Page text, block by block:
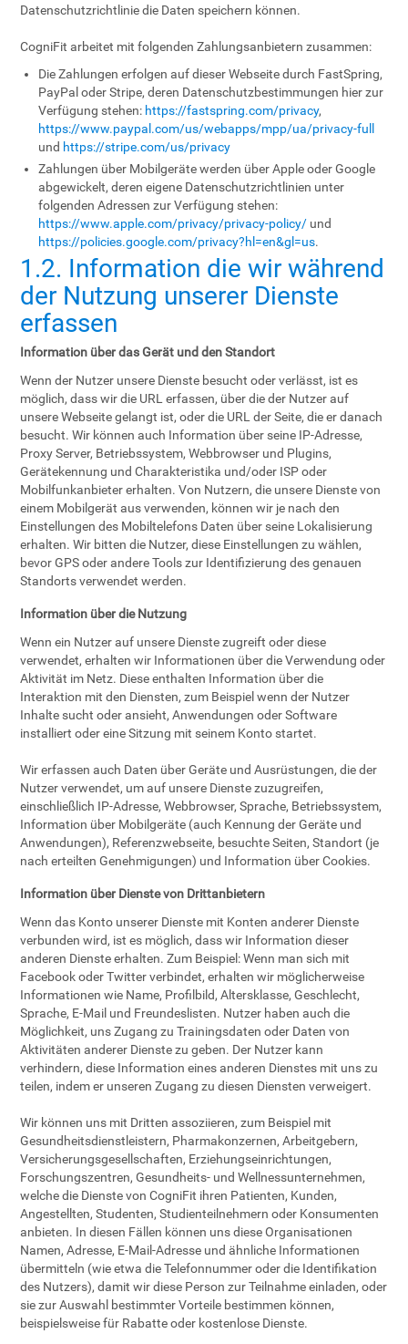
Datenschutzrichtlinie die Daten speichern können.
CogniFit arbeitet mit folgenden Zahlungsanbietern zusammen:
Die Zahlungen erfolgen auf dieser Webseite durch FastSpring,
PayPal oder Stripe, deren Datenschutzbestimmungen hier zur
Verfügung stehen: https://fastspring.com/privacy,
https://www.paypal.com/us/webapps/mpp/ua/privacy-full
und https://stripe.com/us/privacy
Zahlungen über Mobilgeräte werden über Apple oder Google
abgewickelt, deren eigene Datenschutzrichtlinien unter
folgenden Adressen zur Verfügung stehen:
https://www.apple.com/privacy/privacy-policy/ und
https://policies.google.com/privacy?hl=en&gl=us.
1.2. Information die wir während
der Nutzung unserer Dienste
erfassen
Information über das Gerät und den Standort
Wenn der Nutzer unsere Dienste besucht oder verlässt, ist es
möglich, dass wir die URL erfassen, über die der Nutzer auf
unsere Webseite gelangt ist, oder die URL der Seite, die er danach
besucht. Wir können auch Information über seine IP-Adresse,
Proxy Server, Betriebssystem, Webbrowser und Plugins,
Gerätekennung und Charakteristika und/oder ISP oder
Mobilfunkanbieter erhalten. Von Nutzern, die unsere Dienste von
einem Mobilgerät aus verwenden, können wir je nach den
Einstellungen des Mobiltelefons Daten über seine Lokalisierung
erhalten. Wir bitten die Nutzer, diese Einstellungen zu wählen,
bevor GPS oder andere Tools zur Identifizierung des genauen
Standorts verwendet werden.
Information über die Nutzung
Wenn ein Nutzer auf unsere Dienste zugreift oder diese
verwendet, erhalten wir Informationen über die Verwendung oder
Aktivität im Netz. Diese enthalten Information über die
Interaktion mit den Diensten, zum Beispiel wenn der Nutzer
Inhalte sucht oder ansieht, Anwendungen oder Software
installiert oder eine Sitzung mit seinem Konto startet.
Wir erfassen auch Daten über Geräte und Ausrüstungen, die der
Nutzer verwendet, um auf unsere Dienste zuzugreifen,
einschließlich IP-Adresse, Webbrowser, Sprache, Betriebssystem,
Information über Mobilgeräte (auch Kennung der Geräte und
Anwendungen), Referenzwebseite, besuchte Seiten, Standort (je
nach erteilten Genehmigungen) und Information über Cookies.
Information über Dienste von Drittanbietern
Wenn das Konto unserer Dienste mit Konten anderer Dienste
verbunden wird, ist es möglich, dass wir Information dieser
anderen Dienste erhalten. Zum Beispiel: Wenn man sich mit
Facebook oder Twitter verbindet, erhalten wir möglicherweise
Informationen wie Name, Profilbild, Altersklasse, Geschlecht,
Sprache, E-Mail und Freundeslisten. Nutzer haben auch die
Möglichkeit, uns Zugang zu Trainingsdaten oder Daten von
Aktivitäten anderer Dienste zu geben. Der Nutzer kann
verhindern, diese Information eines anderen Dienstes mit uns zu
teilen, indem er unseren Zugang zu diesen Diensten verweigert.
Wir können uns mit Dritten assoziieren, zum Beispiel mit
Gesundheitsdienstleistern, Pharmakonzernen, Arbeitgebern,
Versicherungsgesellschaften, Erziehungseinrichtungen,
Forschungszentren, Gesundheits- und Wellnessunternehmen,
welche die Dienste von CogniFit ihren Patienten, Kunden,
Angestellten, Studenten, Studienteilnehmern oder Konsumenten
anbieten. In diesen Fällen können uns diese Organisationen
Namen, Adresse, E-Mail-Adresse und ähnliche Informationen
übermitteln (wie etwa die Telefonnummer oder die Identifikation
des Nutzers), damit wir diese Person zur Teilnahme einladen, oder
sie zur Auswahl bestimmter Vorteile bestimmen können,
beispielsweise für Rabatte oder kostenlose Dienste.